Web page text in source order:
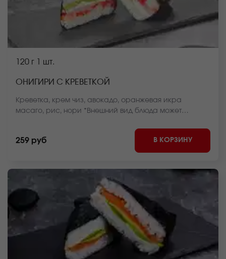
120 г 1 шт.
ОНИГИРИ С КРЕВЕТКОЙ
Креветка, крем чиз, авокадо, оранжевая икра
масаго, рис, нори *Внешний вид блюда может
259 руб В КОРЗИНУ